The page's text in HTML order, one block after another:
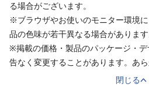
る場合がございます。
※ブラウザやお使いのモニター環境
品の色味が若干異なる場合があります
※掲載の価格・製品のパッケージ・
告なく変更することがあります。あら
閉じる